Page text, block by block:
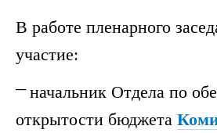
В работе пленарного
участие:
начальник Отдела по
открытости бюджета